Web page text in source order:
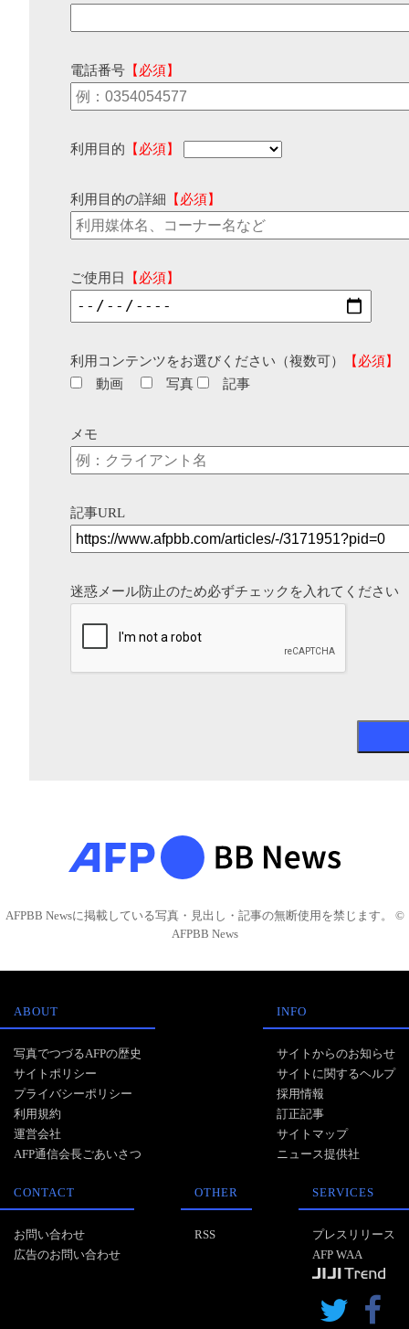
電話番号 【必須】
利用目的 【必須】
利用目的の詳細 【必須】
ご使用日 【必須】
利用コンテンツをお選びください（複数可）
【必須】
動画
写真 記事
メモ
記事URL
迷惑メール防止のため必ずチェックを入れてください
AFPBB Newsに掲載している写真・見出し・記事の無断使用を禁じます。 ©
AFPBB News
ABOUT
写真でつづるAFPの歴史
サイトポリシー
プライバシーポリシー
利用規約
運営会社
AFP通信会長ごあいさつ
INFO
サイトからのお知らせ
サイトに関するヘルプ
採用情報
訂正記事
サイトマップ
ニュース提供社
CONTACT
お問い合わせ
広告のお問い合わせ
OTHER
RSS
SERVICES
プレスリリース
AFP WAA